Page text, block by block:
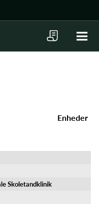
Enheder
Skoletandklinik